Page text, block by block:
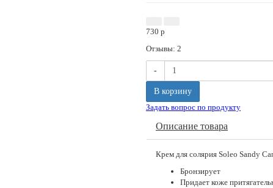
730 p
Отзывы: 2
-
В корзину
Задать вопрос по продукту
Описание товара
Крем для солярия Soleo Sandy
Бронзирует
Придает коже